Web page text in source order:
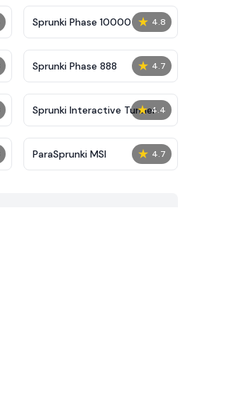
★ 4.8
Sprunki Phase 10000
★ 4.7
Sprunki Phase 888
★ 4.4
Sprunki Interactive Tunner
★ 4.7
ParaSprunki MSI